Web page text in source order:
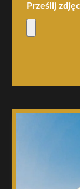
Prześlij